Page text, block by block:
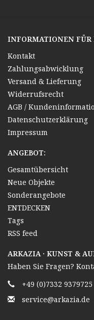
INFORMATIONEN FÜR
Kontakt
Zahlungsabwicklung
Versand & Lieferung
Widerrufsrecht
AGB /
Datenschutzerklärung
Impressum
ANGEBOT:
Gesamtübersicht
Neue Objekte
Sonderangebote
ENTDECKEN
Tags
RSS feed
ARKAZIA · KUNST &
Haben Sie Fragen?
+49 (0)7332 9379725
service@arkazia.de